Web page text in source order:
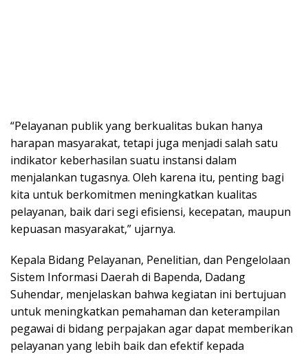
“Pelayanan publik yang berkualitas bukan hanya
harapan masyarakat, tetapi juga menjadi salah satu
indikator keberhasilan suatu instansi dalam
menjalankan tugasnya. Oleh karena itu, penting bagi
kita untuk berkomitmen meningkatkan kualitas
pelayanan, baik dari segi efisiensi, kecepatan, maupun
kepuasan masyarakat,” ujarnya.
Kepala Bidang Pelayanan, Penelitian, dan Pengelolaan
Sistem Informasi Daerah di Bapenda, Dadang
Suhendar, menjelaskan bahwa kegiatan ini bertujuan
untuk meningkatkan pemahaman dan keterampilan
pegawai di bidang perpajakan agar dapat memberikan
pelayanan yang lebih baik dan efektif kepada